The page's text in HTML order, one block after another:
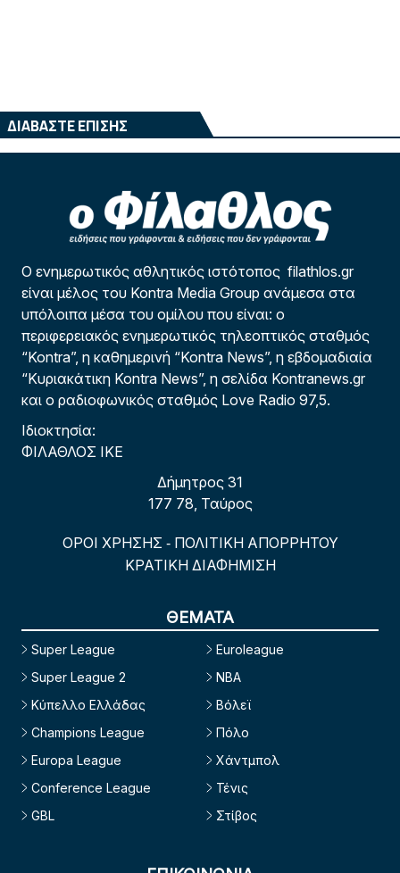
ΔΙΑΒΑΣΤΕ ΕΠΙΣΗΣ
Ο ενημερωτικός αθλητικός ιστότοπος filathlos.gr
είναι μέλος του Kontra Media Group ανάμεσα στα
υπόλοιπα μέσα του ομίλου που είναι: ο
περιφερειακός ενημερωτικός τηλεοπτικός σταθμός
“Kontra”, η καθημερινή “Kontra News”, η εβδομαδιαία
“Κυριακάτικη Kontra News”, η σελίδα Kontranews.gr
και ο ραδιοφωνικός σταθμός Love Radio 97,5.
Ιδιοκτησία:
ΦΙΛΑΘΛΟΣ ΙΚΕ
Δήμητρος 31
177 78, Ταύρος
ΟΡΟΙ ΧΡΗΣΗΣ - ΠΟΛΙΤΙΚΗ ΑΠΟΡΡΗΤΟΥ
ΚΡΑΤΙΚΗ ΔΙΑΦΗΜΙΣΗ
ΘΕΜΑΤΑ
Super League
Super League 2
Κύπελλο Ελλάδας
Champions League
Europa League
Conference League
GBL
Euroleague
NBA
Βόλεϊ
Πόλο
Χάντμπολ
Τένις
Στίβος